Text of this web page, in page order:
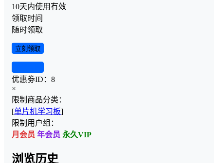
10天内使用有效
领取时间
随时领取
立刻领取
优惠劵ID： 8
×
限制商品分类：
[单片机学习板]
限制用户组：
月会员 年会员 永久VIP
浏览历史